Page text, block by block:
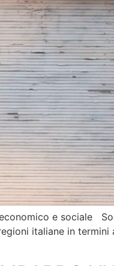
e sociale
italiane in termini